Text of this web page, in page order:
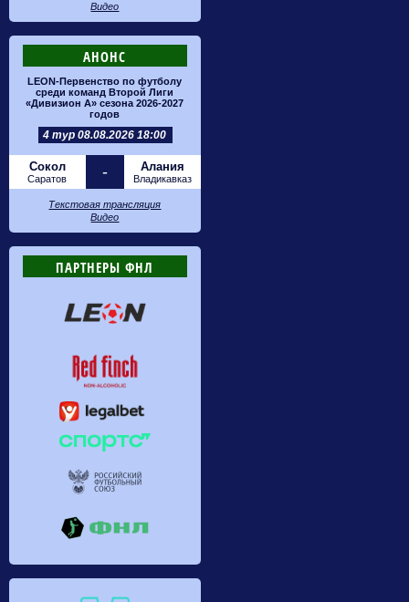
Видео
АНОНС
LEON-Первенство по футболу
среди команд Второй Лиги
«Дивизион А» сезона 2026-2027
годов
4 тур 08.08.2026 18:00
Сокол
Саратов - Алания
Владикавказ
Текстовая трансляция
Видео
ПАРТНЕРЫ ФНЛ